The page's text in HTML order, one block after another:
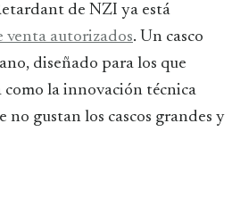
de NZI ya está
venta autorizados. Un casco
diseñado para los que
la innovación técnica
no gustan los cascos grandes y